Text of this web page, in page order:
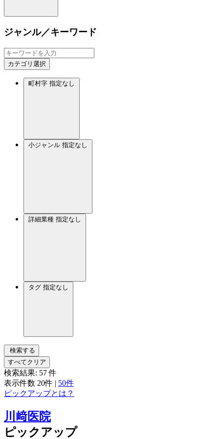
ジャンル／キーワード
カテゴリ選択
町村字 指定なし
小ジャンル 指定なし
詳細業種 指定なし
タグ 指定なし
検索する
すべてクリア
検索結果: 57 件
表示件数 20件 | 50件
ピックアップとは？
川﨑医院
ピックアップ